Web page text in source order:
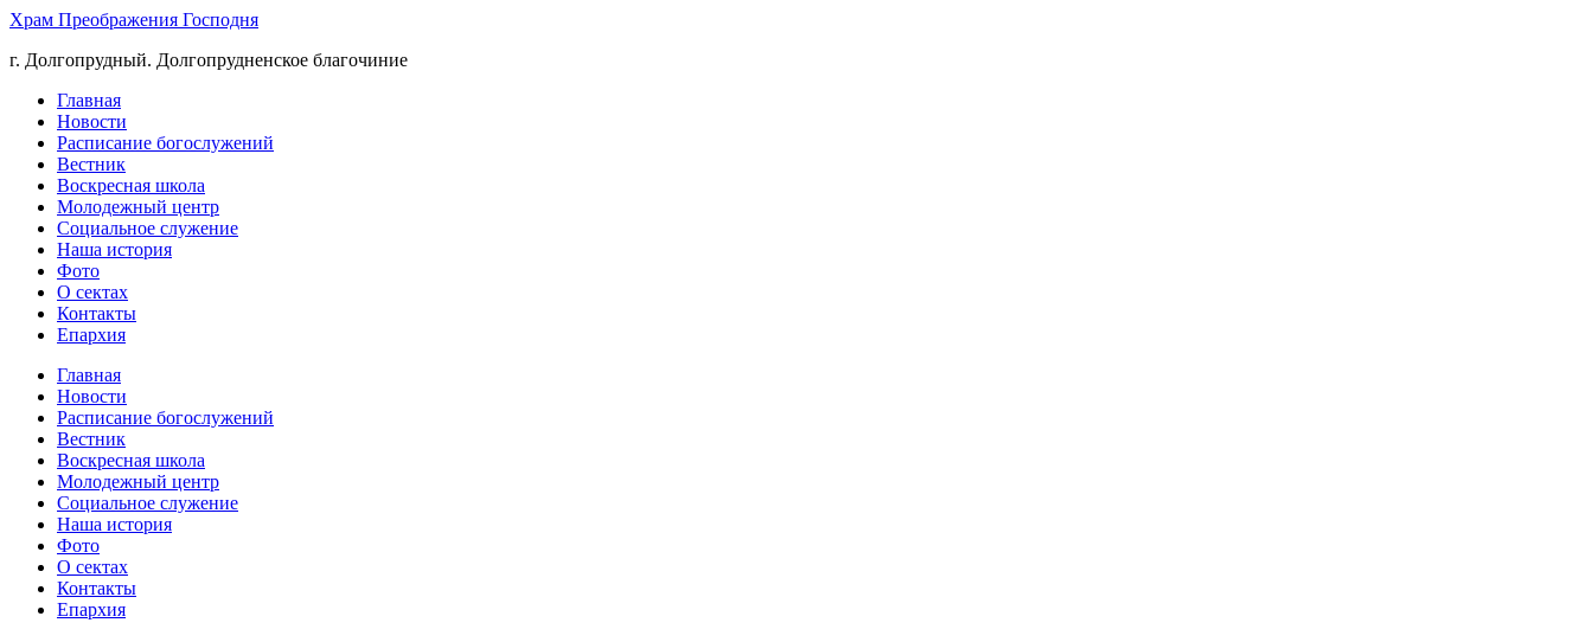
Храм Преображения Господня
г. Долгопрудный. Долгопрудненское благочиние
Главная
Новости
Расписание богослужений
Вестник
Воскресная школа
Молодежный центр
Социальное служение
Наша история
Фото
О сектах
Контакты
Епархия
Главная
Новости
Расписание богослужений
Вестник
Воскресная школа
Молодежный центр
Социальное служение
Наша история
Фото
О сектах
Контакты
Епархия